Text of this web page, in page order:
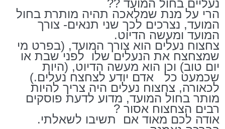
נעליים בחול המועד ??
הרי על מנת שמלאכה תהיה מותרת בחול
המועד, נצרכים לכך שני תנאים- צורך
המועד ומעשה הדיוט.
צחצוח נעלים הוא צורך המועד, (בפרט מי
שמצחצח את הנעלים שלו לפני שבת או
יום טוב) וכן הוא מעשה הדיוט, (היות
שכמעט כל אדם יודע לצחצח נעלים.)
לכאורה, צחצוח נעלים היה צריך להיות
מותר בחול המועד, מדוע לדעת פוסקים
רבים הצחצוח אסור ?
אודה לכם מאוד אם תשיבו לשאלתי.